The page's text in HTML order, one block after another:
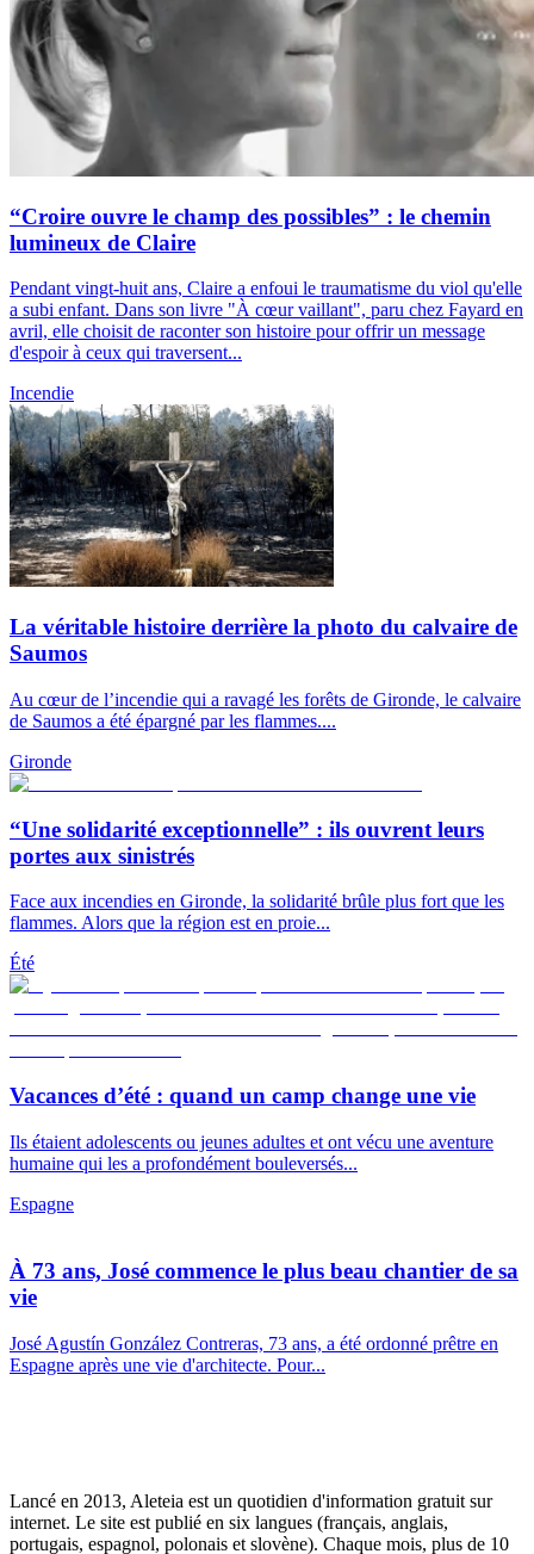
“Croire ouvre le champ des possibles” : le chemin
lumineux de Claire
Pendant vingt-huit ans, Claire a enfoui le traumatisme du viol qu'elle
a subi enfant. Dans son livre "À cœur vaillant", paru chez Fayard en
avril, elle choisit de raconter son histoire pour offrir un message
d'espoir à ceux qui traversent...
Incendie
La véritable histoire derrière la photo du calvaire de
Saumos
Au cœur de l’incendie qui a ravagé les forêts de Gironde, le calvaire
de Saumos a été épargné par les flammes....
Gironde
“Une solidarité exceptionnelle” : ils ouvrent leurs
portes aux sinistrés
Face aux incendies en Gironde, la solidarité brûle plus fort que les
flammes. Alors que la région est en proie...
Été
Vacances d’été : quand un camp change une vie
Ils étaient adolescents ou jeunes adultes et ont vécu une aventure
humaine qui les a profondément bouleversés...
Espagne
À 73 ans, José commence le plus beau chantier de sa
vie
José Agustín González Contreras, 73 ans, a été ordonné prêtre en
Espagne après une vie d'architecte. Pour...
Lancé en 2013, Aleteia est un quotidien d'information gratuit sur
internet. Le site est publié en six langues (français, anglais,
portugais, espagnol, polonais et slovène). Chaque mois, plus de 10